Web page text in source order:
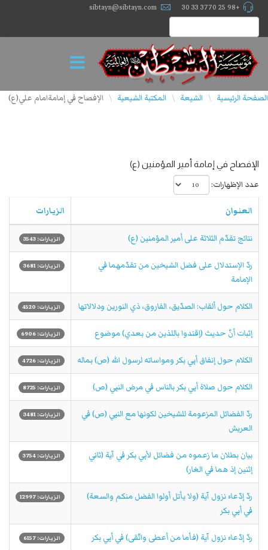
+98 25 3770 33 30
sibtayn@sibtayn.com
الصفحة الرئيسية \ الشيعة \ المكتبة الشيعية \ الإفصاح في إمامةامام علي(ع)
الإفصاح في إمامة أمير المؤمنين (ع)
عدد الإظهارات:
العنوان الزيارات
نتائج تقدّم الثلاثة على أمير المؤمنين (ع) الزيارات: 3543
ردّ الإستدلال على فضل الشيخين من تقدّمهما في
الإمامة
الزيارات: 3681
الكلام حول ألقاب: الصدّيق، الفاروق، ذي النورين ودلالاتها الزيارات: 4520
إثبات أنّ حديث (إقتدوا باللذين من بعدي) موضوع الزيارات: 6906
الكلام حول إنفاق أبي بكر ومواساته لرسول الله (ص) بماله الزيارات: 4726
الكلام حول صلاة أبي بكر بالناس في مرض النبي (ص) الزيارات: 8725
ردّ الفضائل المزعومة للشيخين لكونها مع النبي (ص) في
العريش
الزيارات: 3481
بيان بطلان ما زعموه من فضائل لأبي بكر في آية (ثاني
إثنين إذ هما في الغار)
الزيارات: 3754
ردّ إدّعاء نزول آية (ولا يأتل أولوا الفضل منكم والسعة)
في أبي بكر
الزيارات: 12997
ردّ إدّعاء نزول آية (فأما من أعطى واتّقى) في أبي بكر الزيارات: 6157